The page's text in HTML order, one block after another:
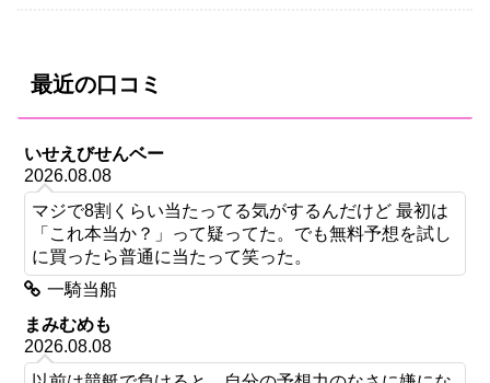
最近の口コミ
いせえびせんベー
2026.08.08
マジで8割くらい当たってる気がするんだけど 最初は
「これ本当か？」って疑ってた。でも無料予想を試し
に買ったら普通に当たって笑った。
一騎当船
まみむめも
2026.08.08